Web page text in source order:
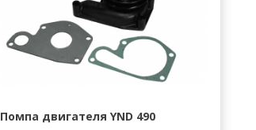
Помпа двигателя YND 490